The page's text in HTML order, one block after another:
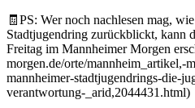
🧾PS: Wer noch nachlesen mag,
Stadtjugendring zurückblickt, kann
Freitag im Mannheimer Morgen
morgen.de/orte/mannheim_artikel,-
mannheimer-stadtjugendrings-die-
verantwortung-_arid,2044431.html)